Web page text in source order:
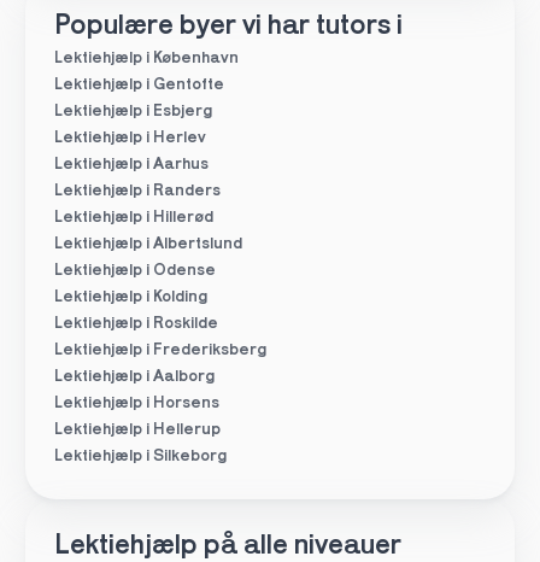
Populære byer vi har tutors i
Lektiehjælp i København
Lektiehjælp i Gentofte
Lektiehjælp i Esbjerg
Lektiehjælp i Herlev
Lektiehjælp i Aarhus
Lektiehjælp i Randers
Lektiehjælp i Hillerød
Lektiehjælp i Albertslund
Lektiehjælp i Odense
Lektiehjælp i Kolding
Lektiehjælp i Roskilde
Lektiehjælp i Frederiksberg
Lektiehjælp i Aalborg
Lektiehjælp i Horsens
Lektiehjælp i Hellerup
Lektiehjælp i Silkeborg
Lektiehjælp på alle niveauer